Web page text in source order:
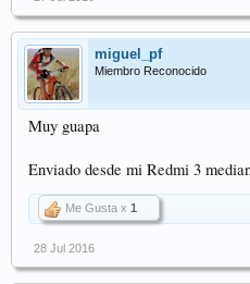
miguel_pf
Miembro Reconocido
Muy guapa
Enviado desde mi Redmi 3
Me Gusta x 1
28 Jul 2016